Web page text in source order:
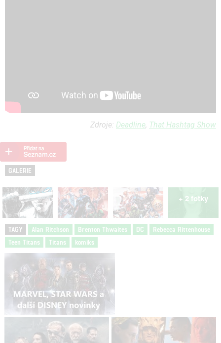
Zdroje: Deadline, That Hashtag Show
GALERIE
+ 2 fotky
TAGY Alan Ritchson Brenton Thwaites DC
Rebecca Rittenhouse
Teen Titans
Titans komiks